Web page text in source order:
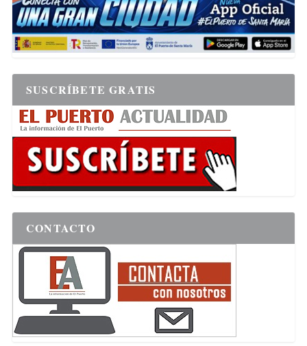
SUSCRÍBETE GRATIS
CONTACTO